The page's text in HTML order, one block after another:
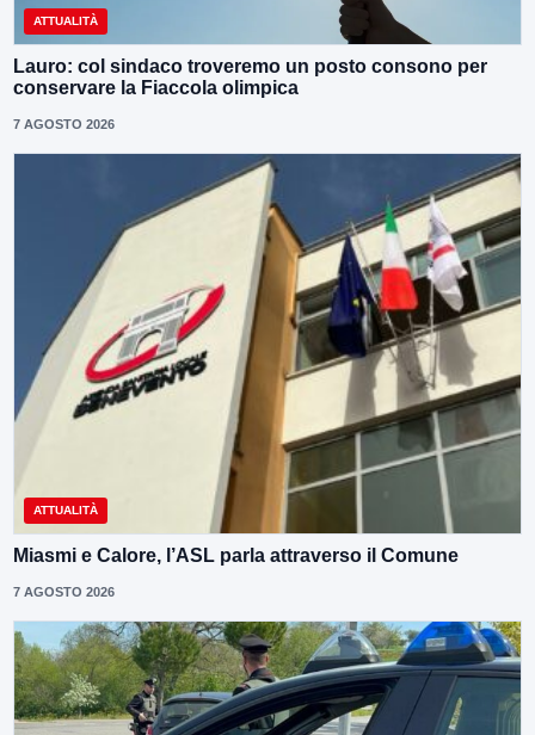
ATTUALITÀ
Lauro: col sindaco troveremo un posto consono per
conservare la Fiaccola olimpica
7 AGOSTO 2026
ATTUALITÀ
Miasmi e Calore, l’ASL parla attraverso il Comune
7 AGOSTO 2026